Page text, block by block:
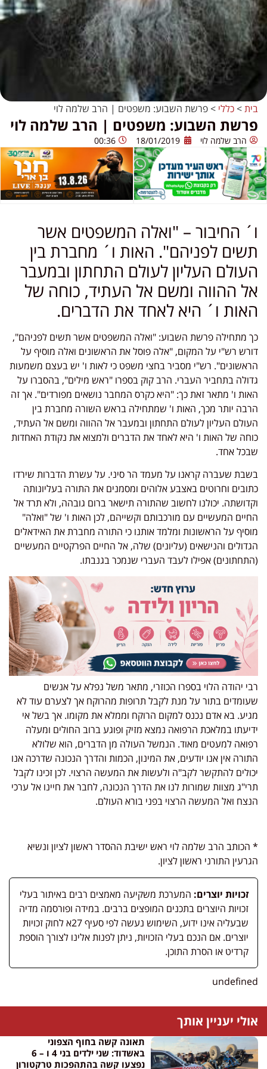
בית>כללי >פרשת השבוע: משפטים | הרב שלמה לוי
פרשת השבוע: משפטים | הרב שלמה לוי
הרב שלמה לוי 18/01/2019
00:36
ו´ החיבור – "ואלה המשפטים אשר
תשים לפניהם". האות ו´ מחברת בין
העולם העליון לעולם התחתון ובמעבר
אל ההווה ומשם אל העתיד, כוחה של
האות ו´ היא לאחד את הדברים.
כך מתחילה פרשת השבוע: "ואלה המשפטים אשר תשים לפניהם",
דורש רש"י על המקום, "אלה פוסל את הראשונים ואלה מוסיף על
הראשונים". רש"י מסביר בחצי משפט כי לאות ו' יש בעצם משמעות
גדולה בתחביר העברי. הרב קוק בספרו "ראש מילים", בהסברו על
האות ו' מתאר זאת כך: "היא כקרס המחבר נושאים מפורדים". אך זה
הרבה יותר מכך, האות ו' שמתחילה בראש השורה מחברת בין
העולם העליון לעולם התחתון ובמעבר אל ההווה ומשם אל העתיד,
כוחה של האות ו' היא לאחד את הדברים ולמצוא את נקודת האחדות
שבכל אחד.
בשבת שעברה קראנו על מעמד הר סיני. על עשרת הדברות שירדו
כתובים וחרוטים באצבע אלוהים ומסמנים את התורה בעליונותה
וקדושתה. יכולנו לחשוב שהתורה תישאר ברום גובהה, ולא תרד אל
החיים המעשיים עם מורכבותם וקשייהם, לכן האות ו' של "ואלה"
מוסיף על הראשונות ומלמד אותנו כי התורה מחברת את האידאלים
הגדולים והנישאים (עליונים) שלה, אל החיים הפרקטיים המעשיים
(התחתונים) אפילו לעבד העברי שנמכר בגנבתו.
רבי יהודה הלוי בספרו הכוזרי, מתאר משל נפלא על אנשים
שעומדים בתור על מנת לקבל תרופות מהרוקח אך לצערם עוד לא
מגיע. בא אדם נכנס למקום הרוקח וממלא את מקומו. אך בשל אי
ידיעתו במלאכת הרפואה נמצא מזיק ופוגע ברוב החולים ומעלה
רפואה למעטים מאוד. הנמשל העולה מן הדברים, הוא שלולא
התורה אין אנו יודעים, את המינון, הכמות והדרך הנכונה שדרכה אנו
יכולים להתקשר לקב"ה ולעשות את המעשה הרצוי. לכן זכינו לקבל
תרי"ג מצוות שמורות לנו את הדרך הנכונה, לחבר את חיינו אל ערכי
הנצח ואל המעשה הרצוי בפני בורא העולם.
* הכותב הרב שלמה לוי ראש ישיבת ההסדר ראשון לציון ונשיא
הגרעין התורני ראשון לציון.
זכויות יוצרים: המערכת משקיעה מאמצים רבים באיתור בעלי
זכויות היוצרים בתכנים המופצים ברבים. במידה ופורסמה מדיה
שבעליה אינו ידוע, השימוש נעשה לפי סעיף 27א לחוק זכויות
יוצרים. אם הנכם בעלי הזכויות, ניתן לפנות אלינו לצורך הוספת
קרדיט או הסרת התוכן.
undefined
אולי יעניין אותך
תאונה קשה בחוף הצפוני
באשדוד: שני ילדים בני 4 ו – 6
נפצעו קשה בהתהפכות טרקטורון